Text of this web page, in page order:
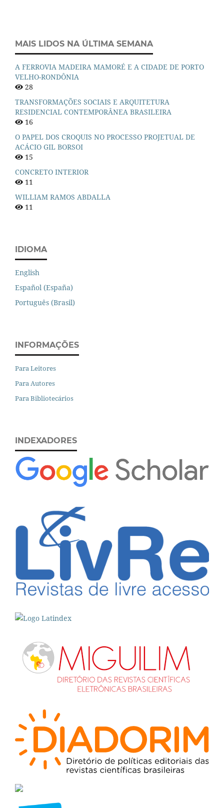
MAIS LIDOS NA ÚLTIMA SEMANA
A FERROVIA MADEIRA MAMORÉ E A CIDADE DE PORTO
VELHO-RONDÔNIA
28
TRANSFORMAÇÕES SOCIAIS E ARQUITETURA
RESIDENCIAL CONTEMPORÂNEA BRASILEIRA
16
O PAPEL DOS CROQUIS NO PROCESSO PROJETUAL DE
ACÁCIO GIL BORSOI
15
CONCRETO INTERIOR
11
WILLIAM RAMOS ABDALLA
11
IDIOMA
English
Español (España)
Português (Brasil)
INFORMAÇÕES
Para Leitores
Para Autores
Para Bibliotecários
INDEXADORES